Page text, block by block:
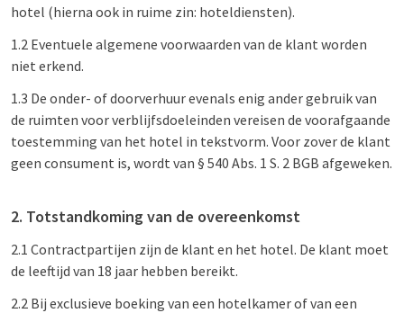
hotel (hierna ook in ruime zin: hoteldiensten).
1.2 Eventuele algemene voorwaarden van de klant worden
niet erkend.
1.3 De onder- of doorverhuur evenals enig ander gebruik van
de ruimten voor verblijfsdoeleinden vereisen de voorafgaande
toestemming van het hotel in tekstvorm. Voor zover de klant
geen consument is, wordt van § 540 Abs. 1 S. 2 BGB afgeweken.
2. Totstandkoming van de overeenkomst
2.1 Contractpartijen zijn de klant en het hotel. De klant moet
de leeftijd van 18 jaar hebben bereikt.
2.2 Bij exclusieve boeking van een hotelkamer of van een